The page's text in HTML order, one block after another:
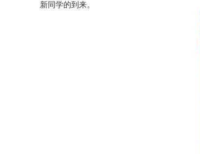
新同学的到来。